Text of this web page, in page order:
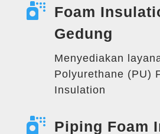
 Foam
Gedung
Menyediakan
Polyurethane (PU)
Insulation
 Piping Foam